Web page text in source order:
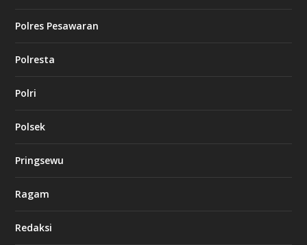
Polres Pesawaran
Polresta
Polri
Polsek
Pringsewu
Ragam
Redaksi